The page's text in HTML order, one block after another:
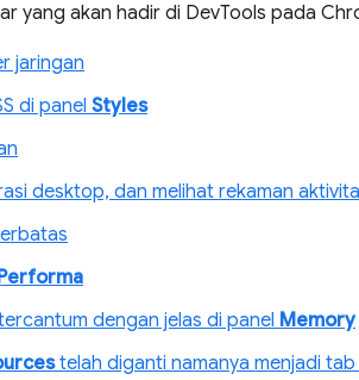
yang akan hadir di DevTools pada
jaringan
di panel Styles
desktop, dan melihat rekaman
dengan jelas di panel Memory
telah diganti namanya menjadi tab